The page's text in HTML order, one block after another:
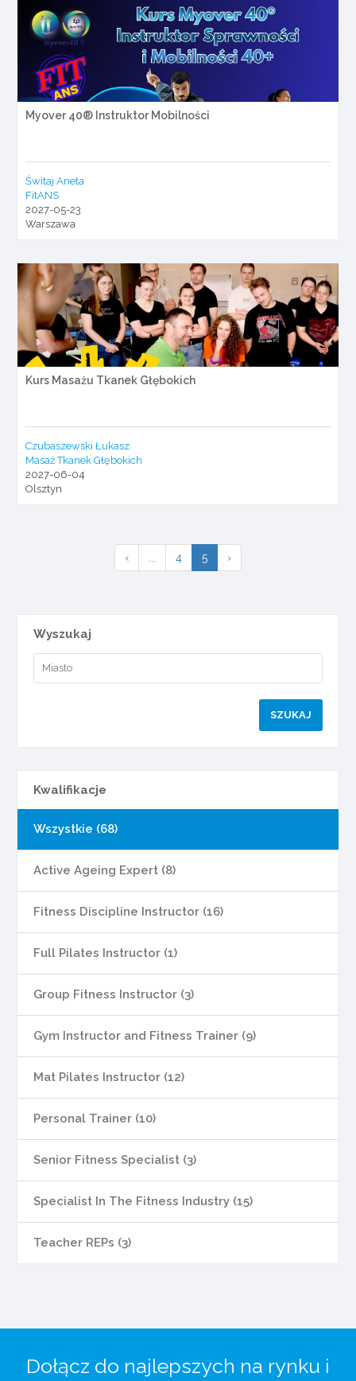
Myover 40® Instruktor Mobilności
Świtaj Aneta
FitANS
2027-05-23
Warszawa
Kurs Masażu Tkanek Głębokich
Czubaszewski Łukasz
Masaż Tkanek Głębokich
2027-06-04
Olsztyn
‹ 4 5 ›
Wyszukaj
Kwalifikacje
Wszystkie (68)
Active Ageing Expert (8)
Fitness Discipline Instructor (16)
Full Pilates Instructor (1)
Group Fitness Instructor (3)
Gym Instructor and Fitness Trainer (9)
Mat Pilates Instructor (12)
Personal Trainer (10)
Senior Fitness Specialist (3)
Specialist In The Fitness Industry (15)
Teacher REPs (3)
Dołącz do najlepszych na rynku i